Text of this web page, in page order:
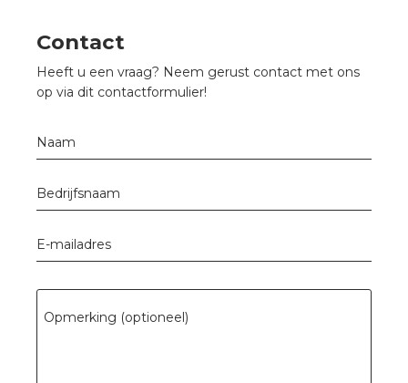
Contact
Heeft u een vraag? Neem gerust contact met ons
op via dit contactformulier!
Naam
Bedrijfsnaam
E-mailadres
Opmerking (optioneel)